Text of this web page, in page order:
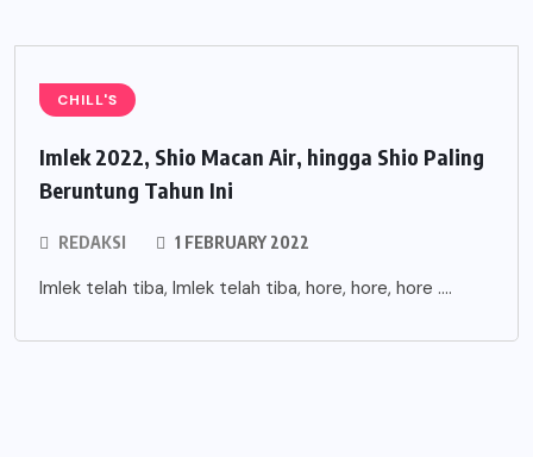
CHILL'S
Imlek 2022, Shio Macan Air, hingga Shio Paling
Beruntung Tahun Ini
REDAKSI 1 FEBRUARY 2022
Imlek telah tiba, Imlek telah tiba, hore, hore, hore ….